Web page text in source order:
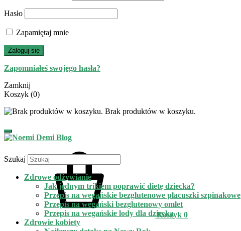
Hasło
Zapamiętaj mnie
Zaloguj się
Zapomniałeś swojego hasła?
Zamknij
Koszyk (0)
Brak produktów w koszyku.
Koszyk 0
Szukaj
Zdrowe odżywianie
Jak jednym trikiem poprawić dietę dziecka?
Przepis na wegańskie bezglutenowe placuszki szpinakowe
Przepis na wegański bezglutenowy omlet
Przepis na wegańskie lody dla dziecka
Zdrowie kobiety